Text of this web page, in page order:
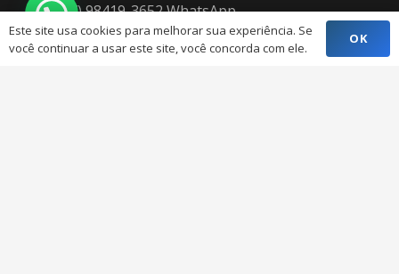
(47) 98419-3652 WhatsApp
Av. Gov. Adolfo Konder, N: 2151 – Cidade Nova,
Este site usa cookies para melhorar sua experiência. Se
você continuar a usar este site, você concorda com ele.
OK